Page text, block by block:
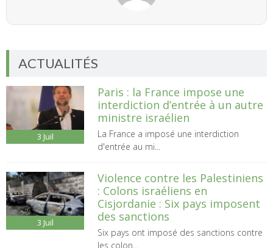
ACTUALITÉS
3 Juil
Paris : la France impose une
interdiction d’entrée à un autre
ministre israélien
La France a imposé une interdiction
d'entrée au mi...
3 Juil
Violence contre les Palestiniens
: Colons israéliens en
Cisjordanie : Six pays imposent
des sanctions
Six pays ont imposé des sanctions contre
les colon...